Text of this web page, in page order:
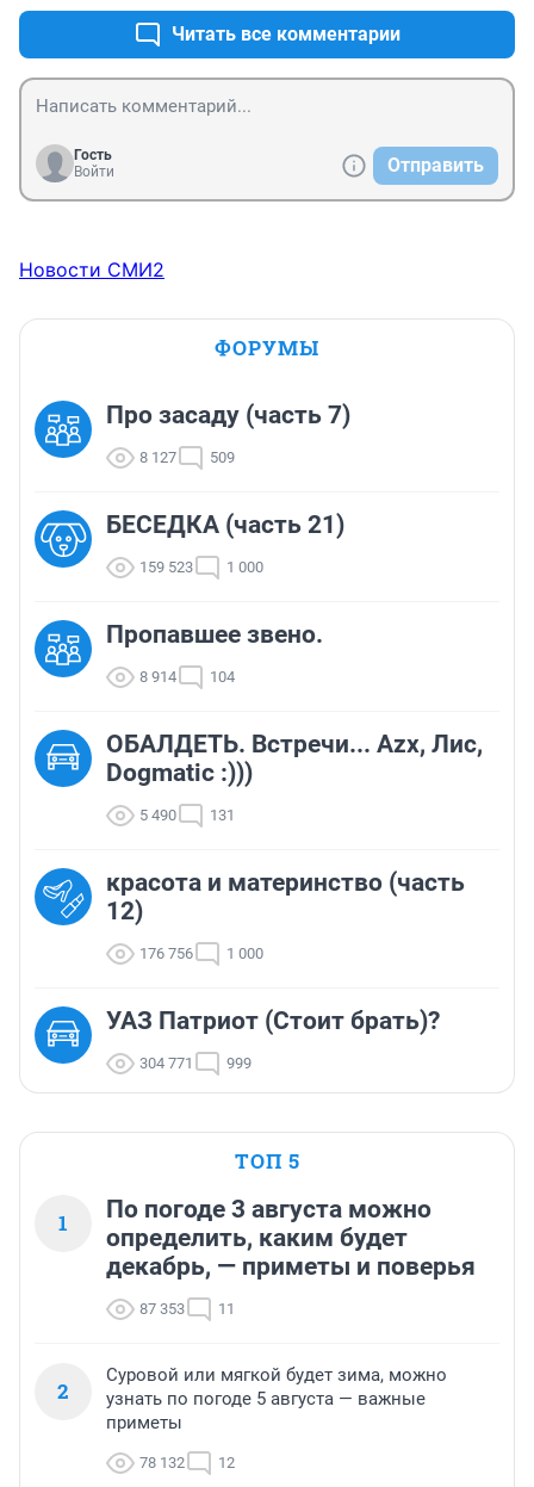
Читать все комментарии
Гость
Войти
Отправить
Новости СМИ2
ФОРУМЫ
Про засаду (часть 7)
8 127 509
БЕСЕДКА (часть 21)
159 523 1 000
Пропавшее звено.
8 914 104
ОБАЛДЕТЬ. Встречи... Azx, Лис,
Dogmatic :)))
5 490 131
красота и материнство (часть
12)
176 756 1 000
УАЗ Патриот (Стоит брать)?
304 771 999
ТОП 5
1
По погоде 3 августа можно
определить, каким будет
декабрь, — приметы и поверья
87 353 11
2
Суровой или мягкой будет зима, можно
узнать по погоде 5 августа — важные
приметы
78 132 12